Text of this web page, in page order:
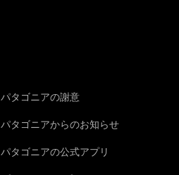
パタゴニアの謝意
パタゴニアからのお知らせ
パタゴニアの公式アプリ